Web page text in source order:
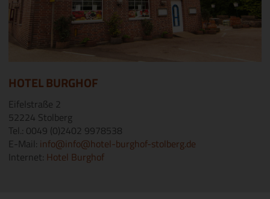
HOTEL BURGHOF
Eifelstraße 2
52224 Stolberg
Tel.: 0049 (0)2402 9978538
E-Mail: info@info@hotel-burghof-stolberg.de
Internet: Hotel Burghof